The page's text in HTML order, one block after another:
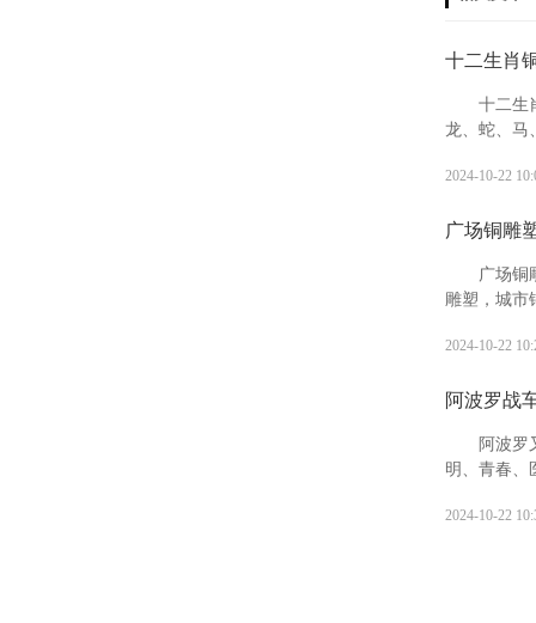
十二生肖
十二生
龙、蛇、马
孙繁衍，家
2024-10-22
广场铜雕
广场铜
雕塑，城市
2024-10-22
阿波罗战
阿波罗
明、青春、
斯特利亚的
2024-10-22